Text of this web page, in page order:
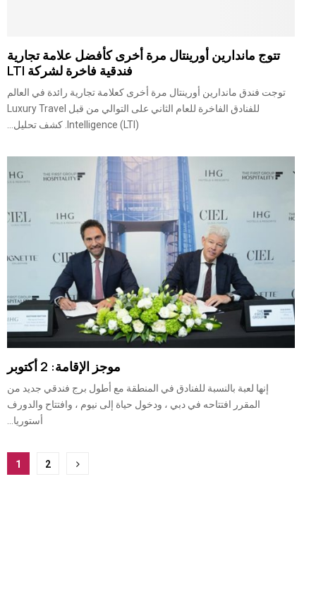
تتوج ماندارين أورينتال مرة أخرى كأفضل علامة تجارية
فندقية فاخرة لشركة LTI
توجت فندق ماندارين أورينتال مرة أخرى كعلامة تجارية رائدة في العالم
للفنادق الفاخرة للعام الثاني على التوالي من قبل Luxury Travel
Intelligence (LTI). كشف تحليل...
موجز الإقامة: 2 أكتوبر
إنها لعبة بالنسبة للفنادق في المنطقة مع أطول برج فندقي جديد من
المقرر افتتاحه في دبي ، ودخول حياة إلى نيوم ، وافتتاح والدورف
أستوريا...
1 2